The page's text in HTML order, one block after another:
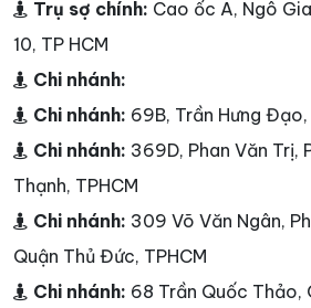
Trụ sợ chính: Cao ốc A, Ngô
10, TP HCM
Chi nhánh:
Chi nhánh: 69B, Trần Hưng Đạo,
Chi nhánh: 369D, Phan Văn Trị,
Thạnh, TPHCM
Chi nhánh: 309 Võ Văn Ngân,
Quận Thủ Đức, TPHCM
Chi nhánh: 68 Trần Quốc Thảo,